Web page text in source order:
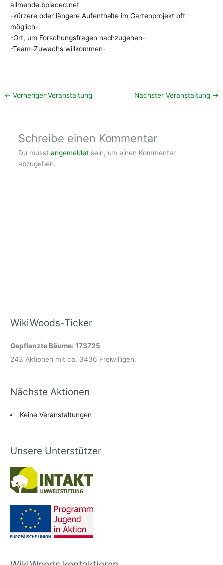
allmende.bplaced.net
-kürzere oder längere Aufenthalte im Gartenprojekt oft
möglich-
-Ort, um Forschungsfragen nachzugehen-
-Team-Zuwachs willkommen-
← Vorheriger Veranstaltung Nächster Veranstaltung →
Schreibe einen Kommentar
Du musst angemeldetsein, um einen Kommentar
abzugeben.
WikiWoods-Ticker
Gepflanzte Bäume: 173725
243 Aktionen mit ca. 3436 Freiwilligen.
Nächste Aktionen
Keine Veranstaltungen
Unsere Unterstützer